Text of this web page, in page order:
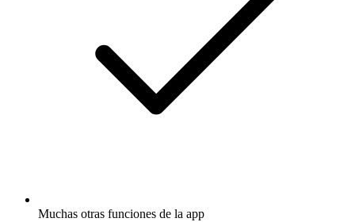
Muchas otras funciones de la app